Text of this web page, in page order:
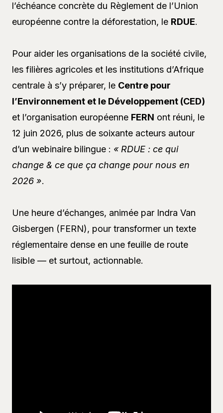
l’échéance concrète du Règlement de l’Union
européenne contre la déforestation, le RDUE.
Pour aider les organisations de la société civile,
les filières agricoles et les institutions d’Afrique
centrale à s’y préparer, le Centre pour
l’Environnement et le Développement (CED)
et l’organisation européenne FERN ont réuni, le
12 juin 2026, plus de soixante acteurs autour
d’un webinaire bilingue : « RDUE : ce qui
change & ce que ça change pour nous en
2026 ».
Une heure d’échanges, animée par Indra Van
Gisbergen (FERN), pour transformer un texte
réglementaire dense en une feuille de route
lisible — et surtout, actionnable.